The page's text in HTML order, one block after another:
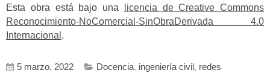
Esta obra está bajo una
licencia de Creative Commons
Reconocimiento-NoComercial-SinObraDerivada 4.0
Internacional .
5 marzo, 2022 Docencia, ingeniería civil , redes